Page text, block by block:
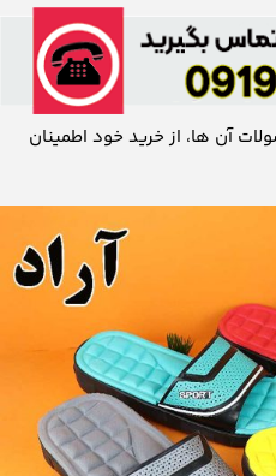
آن ها، از خرید خود اطمینان